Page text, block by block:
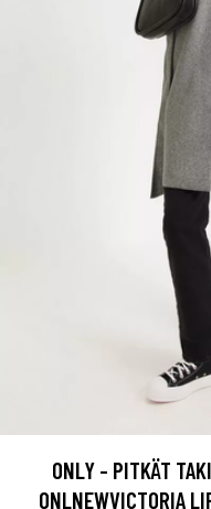
ONLY - PITKÄT
ONLNEWVICTORIA